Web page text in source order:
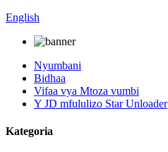
English
Nyumbani
Bidhaa
Vifaa vya Mtoza vumbi
Y JD mfululizo Star Unloader
Kategoria